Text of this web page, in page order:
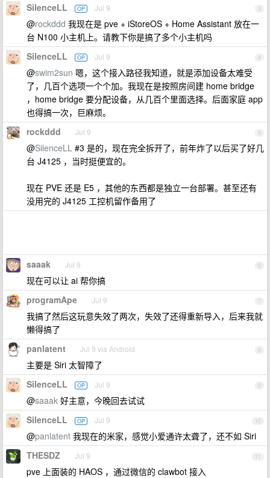
3
SilenceLL OP Jul 9
@rockddd 我现在是 pve + iStoreOS + Home Assistant 放在一
台 N100 小主机上。请教下你是搞了多个小主机吗
4
SilenceLL OP Jul 9
@swim2sun 嗯，这个接入路径我知道，就是添加设备太难受
了，几百个选项一个个加。我现在是按照房间建 home bridge
，home bridge 要分配设备，从几百个里面选择。后面家庭 app
也得搞一次，巨麻烦。
5
rockddd Jul 9
@SilenceLL #3 是的，现在完全拆开了，前年炸了以后买了好几
台 J4125 ，当时挺便宜的。
现在 PVE 还是 E5 ，其他的东西都是独立一台部署。甚至还有
没用完的 J4125 工控机留作备用了
6
saaak Jul 9
现在可以让 ai 帮你搞
7
programApe Jul 9
我搞了然后这玩意失效了两次，失效了还得重新导入，后来我就
懒得搞了
8
panlatent Jul 9 via Android
主要是 Siri 太智障了
9
SilenceLL OP Jul 9
@saaak 好主意，今晚回去试试
10
SilenceLL OP Jul 9
@panlatent 我现在的米家，感觉小爱通许太聋了，还不如 Siri
11
THESDZ Jul 9
pve 上面装的 HAOS ，通过微信的 clawbot 接入